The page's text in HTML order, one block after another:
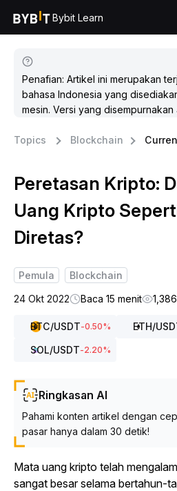
Bybit Learn
Penafian: Artikel ini merupakan
bahasa Indonesia yang
mesin. Versi yang
Topics Blockchain
Peretasan Kripto:
Uang Kripto
Diretas?
Pemula
Blockchain
24 Okt 2022
Baca 15 menit 1,386
BTC/USDT-0.50% ETH/
SOL/USDT-2.20%
Ringkasan AI
Pahami konten artikel dengan
pasar hanya dalam 30 detik!
Mata uang kripto telah
sangat besar selama bertahun-